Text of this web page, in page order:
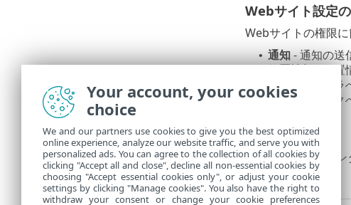
Webサイト設定
Webサイトの権限
• 通知- 通知の送
位置情報- 位置
カメラ - カメ
• マイク - マイ
外観
好みに合わせてイン
色を選択できます。
Your account, your cookies
choice
We and our partners use cookies to give you the best optimized
online experience, analyze our website traffic, and serve you with
personalized ads. You can agree to the collection of all cookies by
clicking "Accept all and close", decline all non-essential cookies by
choosing "Accept essential cookies only", or adjust your cookie
settings by clicking "Manage cookies". You also have the right to
withdraw your consent or change your cookie preferences